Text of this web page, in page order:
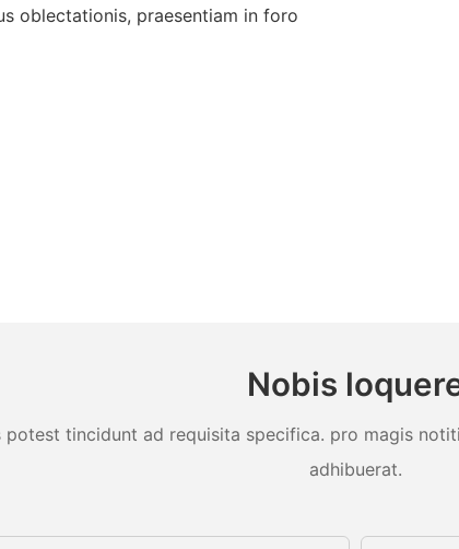
oblectationis, praesentiam in foro
Nobis
tincidunt ad requisita specifica. pro magis
adhibuerat.